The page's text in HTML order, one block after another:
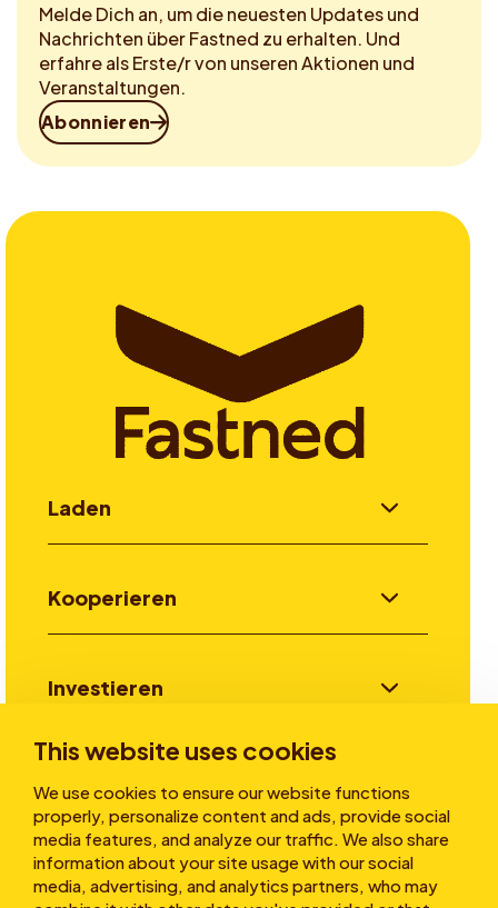
This website uses cookies
We use cookies to ensure our website functions
properly, personalize content and ads, provide social
media features, and analyze our traffic. We also share
information about your site usage with our social
media, advertising, and analytics partners, who may
Melde Dich an, um die neuesten Updates und
Nachrichten über Fastned zu erhalten. Und
erfahre als Erste/r von unseren Aktionen und
Veranstaltungen.
Abonnieren
Laden
Kooperieren
Investieren
Über uns